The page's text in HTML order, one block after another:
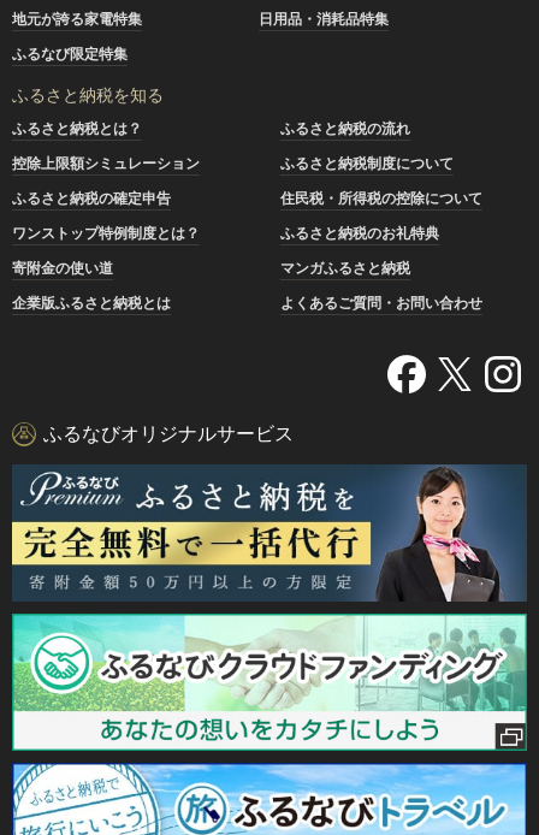
地元が誇る家電特集
日用品・消耗品特集
ふるなび限定特集
ふるさと納税を知る
ふるさと納税とは？
ふるさと納税の流れ
控除上限額シミュレーション
ふるさと納税制度について
ふるさと納税の確定申告
住民税・所得税の控除について
ワンストップ特例制度とは？
ふるさと納税のお礼特典
寄附金の使い道
マンガふるさと納税
企業版ふるさと納税とは
よくあるご質問・お問い合わせ
ふるなびオリジナルサービス